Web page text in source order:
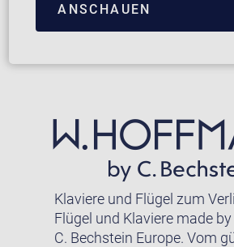
ANSCHAUEN
Klaviere und Flügel zum
Flügel und Klaviere made by
C. Bechstein Europe. Vom